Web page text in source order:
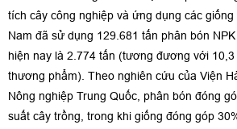
tích cây công nghiệp và ứng dụng các
Nam đã sử dụng 129.681 tấn phân bón
hiện nay là 2.774 tấn (tương đương với 10,3
thương phẩm). Theo nghiên cứu của Viện
Nông nghiệp Trung Quốc, phân bón đóng
suất cây trồng, trong khi giống đóng góp